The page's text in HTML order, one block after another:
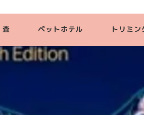
査 ペットホテル トリミン